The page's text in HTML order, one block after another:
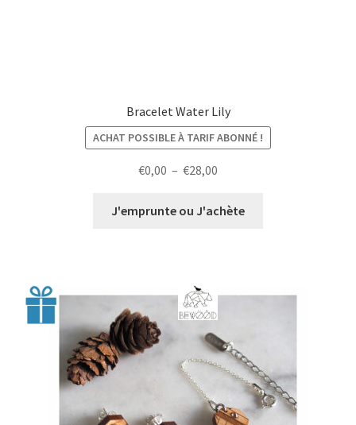
Bracelet Water Lily
ACHAT POSSIBLE À TARIF ABONNÉ !
€0,00 – €28,00
prix :
J'emprunte ou J'achète